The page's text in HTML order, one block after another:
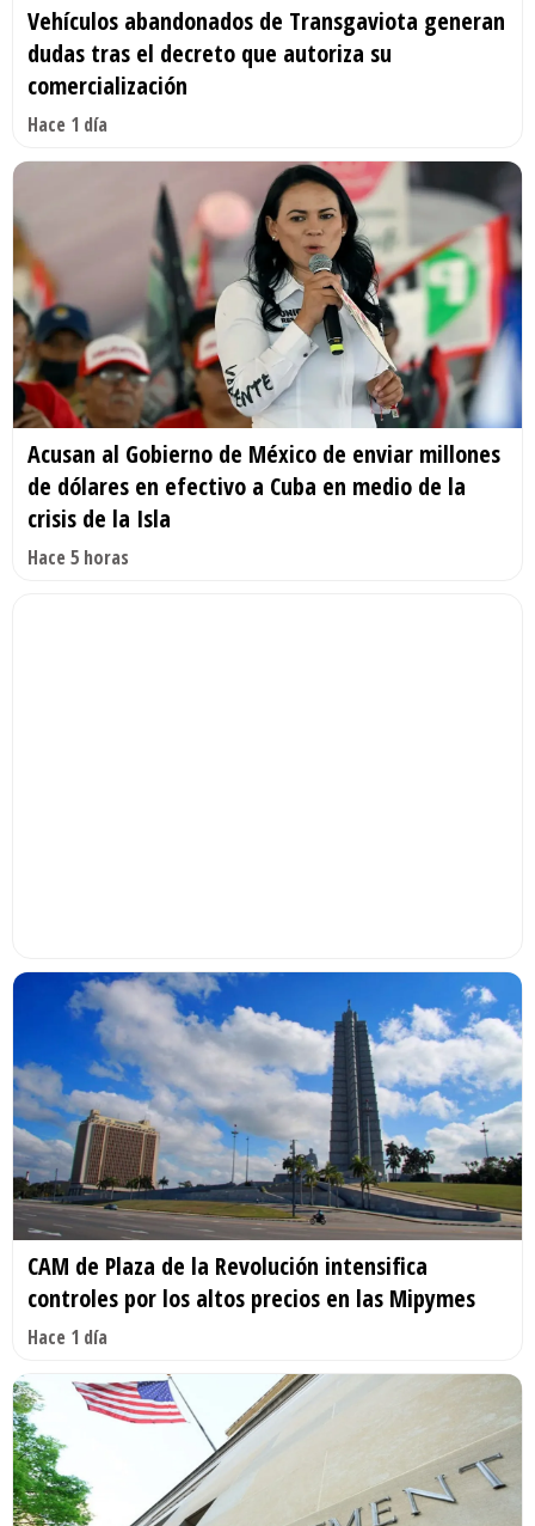
Vehículos abandonados de Transgaviota generan
dudas tras el decreto que autoriza su
comercialización
Hace 1 día
Acusan al Gobierno de México de enviar millones
de dólares en efectivo a Cuba en medio de la
crisis de la Isla
Hace 5 horas
CAM de Plaza de la Revolución intensifica
controles por los altos precios en las Mipymes
Hace 1 día